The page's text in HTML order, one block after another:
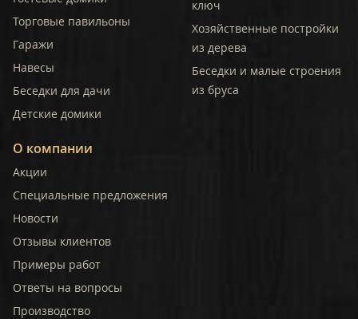
Торговые павильоны
Гаражи
Навесы
Беседки для дачи
Детские домики
ключ
Хозяйственные постройки
из дерева
Беседки и малые строения
из бруса
О компании
Акции
Специальные предложения
Новости
Отзывы клиентов
Примеры работ
Ответы на вопросы
Производство